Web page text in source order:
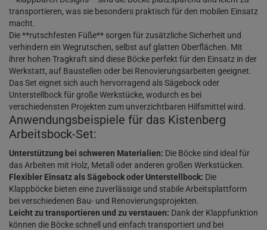
transportieren, was sie besonders praktisch für den mobilen Einsatz
macht.
Die **rutschfesten Füße** sorgen für zusätzliche Sicherheit und
verhindern ein Wegrutschen, selbst auf glatten Oberflächen. Mit
ihrer hohen Tragkraft sind diese Böcke perfekt für den Einsatz in der
Werkstatt, auf Baustellen oder bei Renovierungsarbeiten geeignet.
Das Set eignet sich auch hervorragend als Sägebock oder
Unterstellbock für große Werkstücke, wodurch es bei
verschiedensten Projekten zum unverzichtbaren Hilfsmittel wird.
Anwendungsbeispiele für das Kistenberg
Arbeitsbock-Set:
Unterstützung bei schweren Materialien: Die Böcke sind ideal für
das Arbeiten mit Holz, Metall oder anderen großen Werkstücken.
Flexibler Einsatz als Sägebock oder Unterstellbock: Die
Klappböcke bieten eine zuverlässige und stabile Arbeitsplattform
bei verschiedenen Bau- und Renovierungsprojekten.
Leicht zu transportieren und zu verstauen: Dank der Klappfunktion
können die Böcke schnell und einfach transportiert und bei